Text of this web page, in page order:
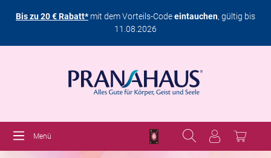
Bis zu 20 € Rabatt*mit dem Vorteils-Codeeintauchen, gültig bis
11.08.2026
Menü